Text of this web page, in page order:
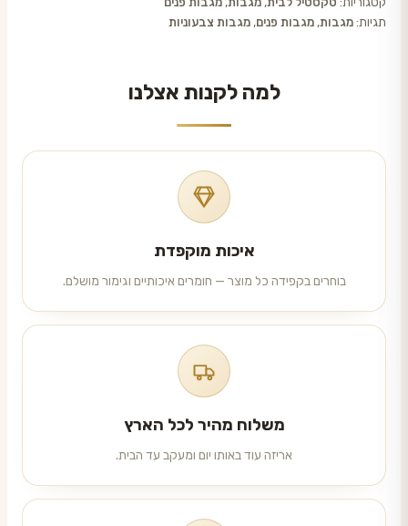
תגיות:מגבות, מגבות פנים, מגבות צבעוניות
למה לקנות אצלנו
איכות מוקפדת
בוחרים בקפידה כל מוצר — חומרים איכותיים וגימור מושלם.
משלוח מהיר לכל הארץ
אריזה עוד באותו יום ומעקב עד הבית.